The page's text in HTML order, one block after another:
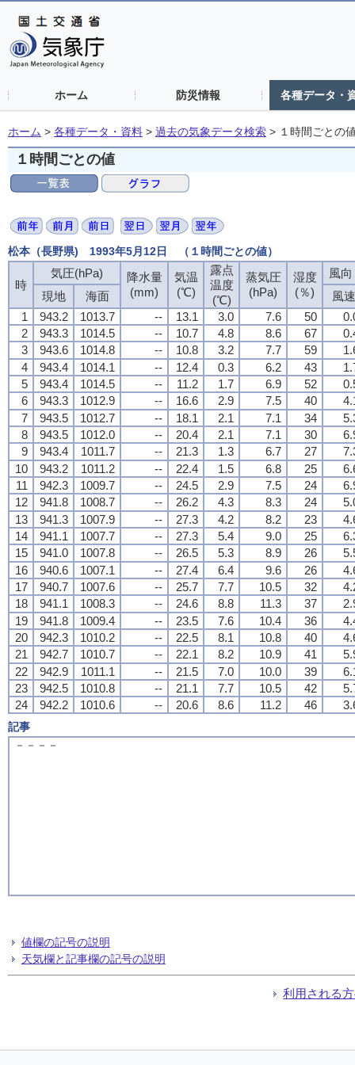
ホーム 防災情報 各種データ・
ホーム > 各種データ・資料 > 過去の気象データ検索 > １時間ごとの
１時間ごとの値
松本（長野県) 1993年5月12日 （１時間ごとの値）
時
気圧(hPa)
降水量
(mm)
気温
(℃)
露点
温度
(℃)
蒸気圧
(hPa)
湿度
(％)
風
現地
海面
風速
1
943.2 1013.7 -- 13.1 3.0 7.6 50
2
943.3 1014.5 -- 10.7 4.8 8.6 67
3
943.6 1014.8 -- 10.8 3.2 7.7 59
4
943.4 1014.1 -- 12.4 0.3 6.2 43
5
943.4 1014.5 -- 11.2 1.7 6.9 52
6
943.3 1012.9 -- 16.6 2.9 7.5 40
7
943.5 1012.7 -- 18.1 2.1 7.1 34
8
943.5 1012.0 -- 20.4 2.1 7.1 30
9
943.4 1011.7 -- 21.3 1.3 6.7 27
10
943.2 1011.2 -- 22.4 1.5 6.8 25
11
942.3 1009.7 -- 24.5 2.9 7.5 24
12
941.8 1008.7 -- 26.2 4.3 8.3 24
13
941.3 1007.9 -- 27.3 4.2 8.2 23
14
941.1 1007.7 -- 27.3 5.4 9.0 25
15
941.0 1007.8 -- 26.5 5.3 8.9 26
16
940.6 1007.1 -- 27.4 6.4 9.6 26
17
940.7 1007.6 -- 25.7 7.7 10.5 32
18
941.1 1008.3 -- 24.6 8.8 11.3 37
19
941.8 1009.4 -- 23.5 7.6 10.4 36
20
942.3 1010.2 -- 22.5 8.1 10.8 40
21
942.7 1010.7 -- 22.1 8.2 10.9 41
22
942.9 1011.1 -- 21.5 7.0 10.0 39
23
942.5 1010.8 -- 21.1 7.7 10.5 42
24
942.2 1010.6 -- 20.6 8.6 11.2 46
記事
－－－－
値欄の記号の説明
天気欄と記事欄の記号の説明
利用される